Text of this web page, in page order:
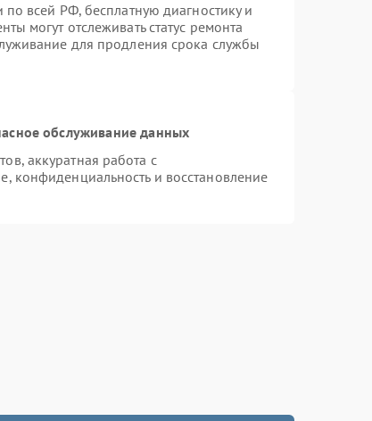
по всей РФ, бесплатную диагностику и
могут отслеживать статус ремонта
для продления срока службы
обслуживание данных
аккуратная работа с
конфиденциальность и восстановление